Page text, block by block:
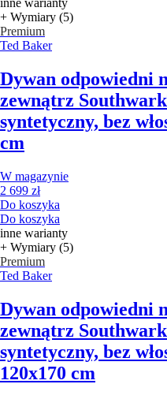
inne warianty
+ Wymiary (5)
Premium
Ted Baker
Dywan odpowiedni
zewnątrz Southwark
syntetyczny, bez
cm
W magazynie
2 699 zł
Do koszyka
Do koszyka
inne warianty
+ Wymiary (5)
Premium
Ted Baker
Dywan odpowiedni
zewnątrz Southwark
syntetyczny, bez
120x170 cm